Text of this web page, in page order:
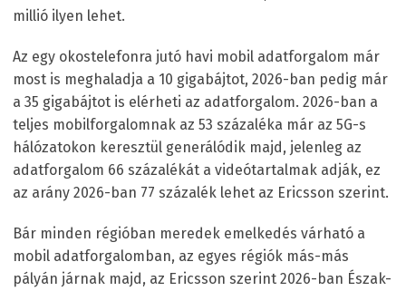
millió ilyen lehet.
Az egy okostelefonra jutó havi mobil adatforgalom már
most is meghaladja a 10 gigabájtot, 2026-ban pedig már
a 35 gigabájtot is elérheti az adatforgalom. 2026-ban a
teljes mobilforgalomnak az 53 százaléka már az 5G-s
hálózatokon keresztül generálódik majd, jelenleg az
adatforgalom 66 százalékát a videótartalmak adják, ez
az arány 2026-ban 77 százalék lehet az Ericsson szerint.
Bár minden régióban meredek emelkedés várható a
mobil adatforgalomban, az egyes régiók más-más
pályán járnak majd, az Ericsson szerint 2026-ban Észak-